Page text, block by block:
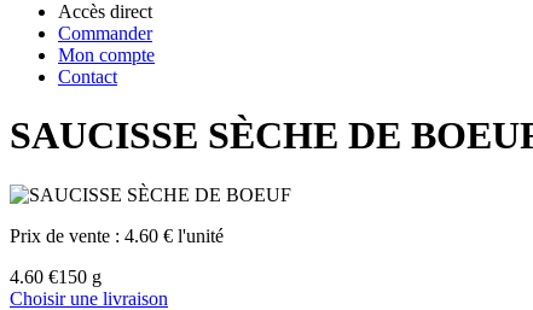
Accès direct
Commander
Mon compte
Contact
SAUCISSE SÈCHE DE
Prix de vente : 4.60 € l'unité
4.60 €150 g
Choisir une livraison